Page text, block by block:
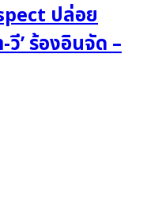
ปล่อย
-วี’ ร้องอินจัด –